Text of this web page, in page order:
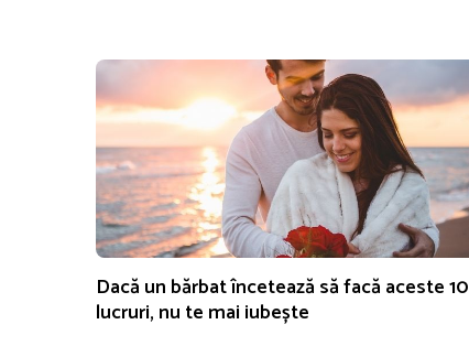
Dacă un bărbat încetează să facă aceste 10
lucruri, nu te mai iubește